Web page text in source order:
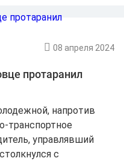
08 апреля 2024
протаранил
напротив
транспортное
управлявший
с